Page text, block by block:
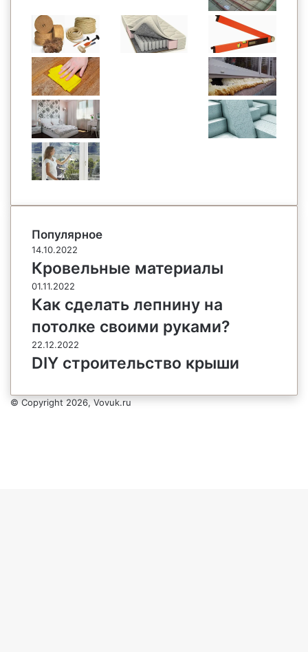
Популярное
14.10.2022
Кровельные материалы
01.11.2022
Как сделать лепнину на
потолке своими руками?
22.12.2022
DIY строительство крыши
© Copyright 2026, Vovuk.ru